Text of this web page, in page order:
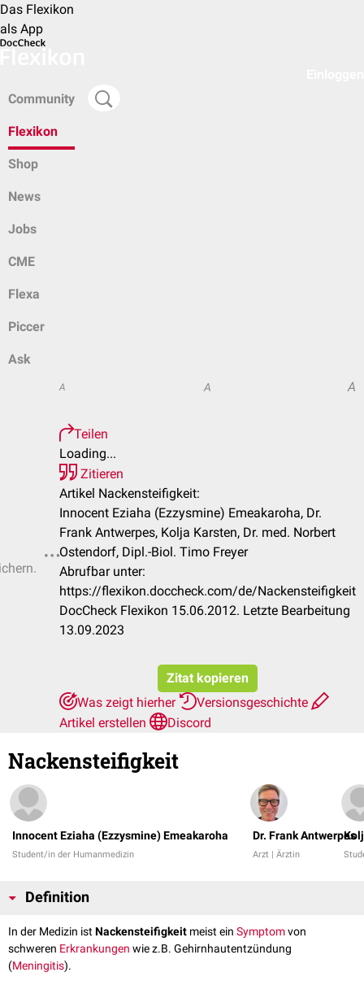
Das Flexikon
als App
Community
Flexikon
Shop
News
Jobs
CME
Flexa
Piccer
Ask
A A A
Teilen
Loading...
Zitieren
Artikel Nackensteifigkeit:
Innocent Eziaha (Ezzysmine) Emeakaroha, Dr.
Frank Antwerpes, Kolja Karsten, Dr. med. Norbert
Ostendorf, Dipl.-Biol. Timo Freyer
Abrufbar unter:
https://flexikon.doccheck.com/de/Nackensteifigkeit
DocCheck Flexikon 15.06.2012. Letzte Bearbeitung
13.09.2023
Zitat kopieren
Was zeigt hierher
Versionsgeschichte
Artikel erstellen
Discord
Nackensteifigkeit
Innocent Eziaha (Ezzysmine) Emeakaroha
Student/in der Humanmedizin
Dr. Frank Antwerpes
Arzt | Ärztin
Definition
In der Medizin istNackensteifigkeit meist ein Symptomvon
schweren Erkrankungen wie z.B. Gehirnhautentzündung
(Meningitis).